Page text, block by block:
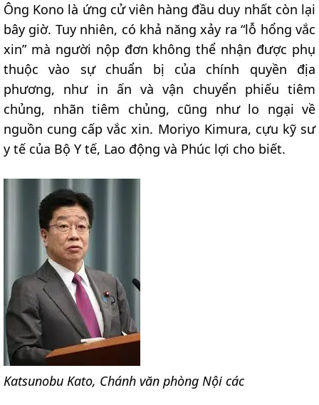
Ông Kono là ứng cử viên hàng đầu duy nhất còn lại
bây giờ. Tuy nhiên, có khả năng xảy ra “lỗ hổng vắc
xin” mà người nộp đơn không thể nhận được phụ
thuộc vào sự chuẩn bị của chính quyền địa
phương, như in ấn và vận chuyển phiếu tiêm
chủng, nhãn tiêm chủng, cũng như lo ngại về
nguồn cung cấp vắc xin. Moriyo Kimura, cựu kỹ sư
y tế của Bộ Y tế, Lao động và Phúc lợi cho biết.
Katsunobu Kato, Chánh văn phòng Nội các